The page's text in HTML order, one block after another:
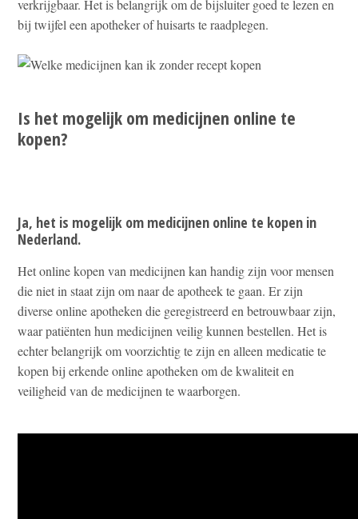
verkrijgbaar. Het is belangrijk om de bijsluiter goed te lezen en
bij twijfel een apotheker of huisarts te raadplegen.
Is het mogelijk om medicijnen online te
kopen?
Ja, het is mogelijk om medicijnen online te kopen in
Nederland.
Het online kopen van medicijnen kan handig zijn voor mensen
die niet in staat zijn om naar de apotheek te gaan. Er zijn
diverse online apotheken die geregistreerd en betrouwbaar zijn,
waar patiënten hun medicijnen veilig kunnen bestellen. Het is
echter belangrijk om voorzichtig te zijn en alleen medicatie te
kopen bij erkende online apotheken om de kwaliteit en
veiligheid van de medicijnen te waarborgen.